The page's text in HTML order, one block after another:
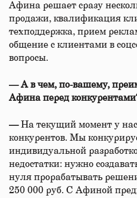
Афина решает сразу
продажи, квалификация
техподдержка, прием
общение с клиентами в
вопросы.
—А в чем, по-вашему,
Афина перед
— На текущий момент у
конкурентов. Мы
индивидуальной
недостатки: нужно
нуля прорабатывать
250 000 руб. С Афиной